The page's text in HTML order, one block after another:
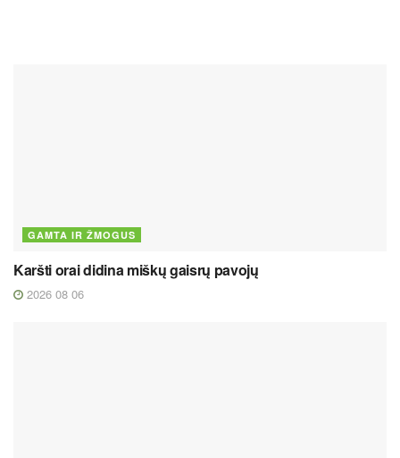
GAMTA IR ŽMOGUS
Karšti orai didina miškų gaisrų pavojų
2026 08 06